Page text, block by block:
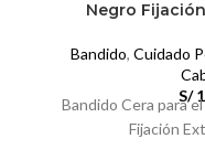
Negro
Bandido, Cuidado
S/
Bandido Cera para
Fijación